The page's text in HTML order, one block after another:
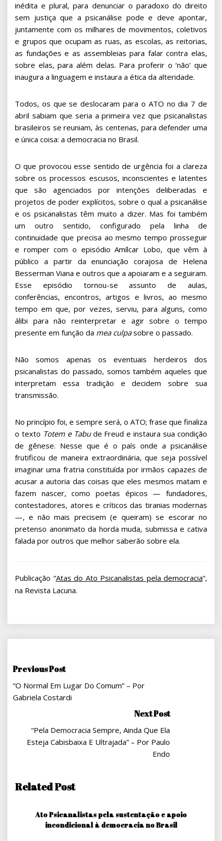
inédita e plural, para denunciar o paradoxo do direito
sem justiça que a psicanálise pode e deve apontar,
juntamente com os milhares de movimentos, coletivos
e grupos que ocupam as ruas, as escolas, as reitorias,
as fundações e as assembleias para falar contra elas,
sobre elas, para além delas. Para proferir o ‘não’ que
inaugura a linguagem e instaura a ética da alteridade.
Todos, os que se deslocaram para o ATO no dia 7 de
abril sabiam que seria a primeira vez que psicanalistas
brasileiros se reuniam, às centenas, para defender uma
e única coisa: a democracia no Brasil.
O que provocou esse sentido de urgência foi a clareza
sobre os processos escusos, inconscientes e latentes
que são agenciados por intenções deliberadas e
projetos de poder explícitos, sobre o qual a psicanálise
e os psicanalistas têm muito a dizer. Mas foi também
um outro sentido, configurado pela linha de
continuidade que precisa ao mesmo tempo prosseguir
e romper com o episódio Amílcar Lobo, que vêm à
público a partir da enunciação corajosa de Helena
Besserman Viana e outros que a apoiaram e a seguiram.
Esse episódio tornou-se assunto de aulas,
conferências, encontros, artigos e livros, ao mesmo
tempo em que, por vezes, serviu, para alguns, como
álibi para não reinterpretar e agir sobre o tempo
presente em função da mea culpasobre o passado.
Não somos apenas os eventuais herdeiros dos
psicanalistas do passado, somos também aqueles que
interpretam essa tradição e decidem sobre sua
transmissão.
No princípio foi, e sempre será, o ATO; frase que finaliza
o texto Totem e Tabude Freud e instaura sua condição
de gênese. Nesse que é o país onde a psicanálise
frutificou de maneira extraordinária, que seja possível
imaginar uma fratria constituída por irmãos capazes de
acusar a autoria das coisas que eles mesmos matam e
fazem nascer, como poetas épicos — fundadores,
contestadores, atores e críticos das tiranias modernas
—, e não mais precisem (e queiram) se escorar no
pretenso anonimato da horda muda, submissa e cativa
falada por outros que melhor saberão sobre ela.
Publicação “Atas do Ato Psicanalistas pela democracia“,
na Revista Lacuna.
Navegação
De
Previous Post
“O Normal Em Lugar Do Comum” – Por
Gabriela Costardi
Next Post
“Pela Democracia Sempre, Ainda Que Ela
Esteja Cabisbaixa E Ultrajada” – Por Paulo
Endo
Related Post
Ato Psicanalistas pela sustentação e apoio
incondicional à democracia no Brasil